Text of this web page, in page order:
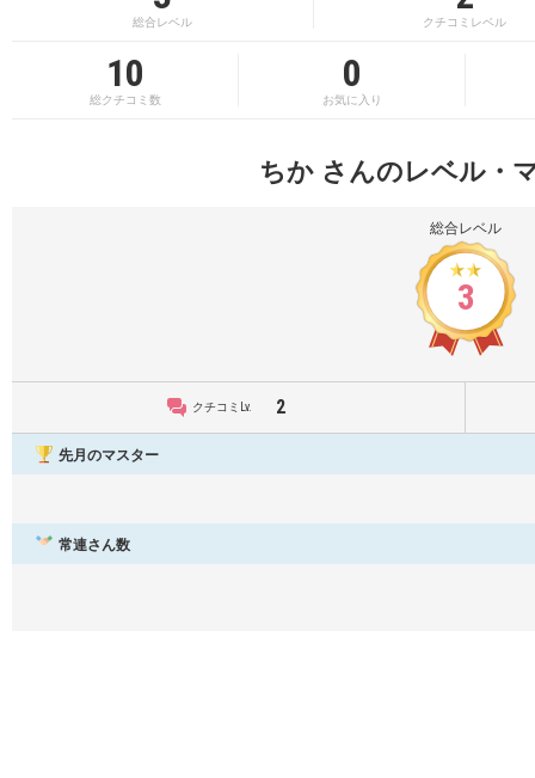
総合レベル クチコミレベル
10
総クチコミ数
0
お気に入り
ちか さんのレベル・
総合レベル
3
クチコミLv. 2
先月のマスター
常連さん数